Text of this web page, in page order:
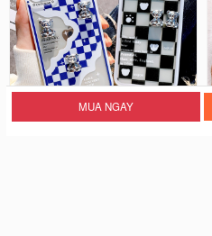
MUA NGAY
Ốp Lưng Silicon Chống Sốc Viền